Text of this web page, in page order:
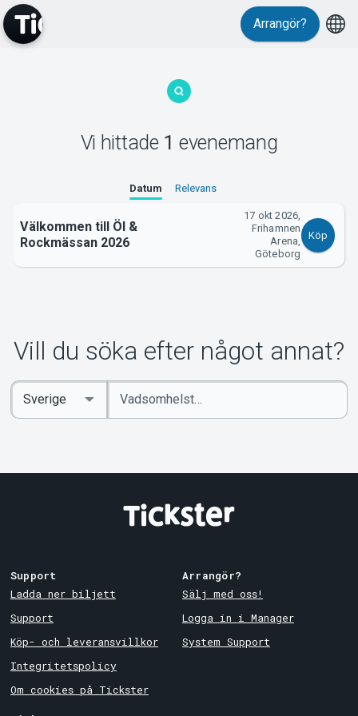
MyTickster
Om Tickster
Arrangör?
Vi hittade 1 evenemang
Datum Relevans
Välkommen till Öl &
Rockmässan 2026
17 okt 2026,
Frihamnen
Arena,
Göteborg
Köp
Vill du söka efter något annat?
Ange
sökord
Select
Country
Support
Ladda ner biljett
Support
Köp- och leveransvillkor
Integritetspolicy
Om cookies på Tickster
Arrangör?
Sälj med oss!
Logga in i Manager
System Support